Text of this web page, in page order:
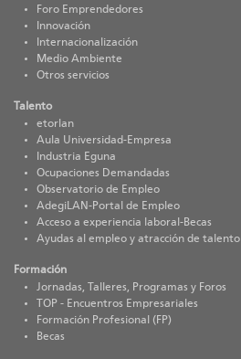
Foro Emprendedores
Innovación
Internacionalización
Medio Ambiente
Otros servicios
Talento
etorlan
Aula Universidad-Empresa
Industria Eguna
Ocupaciones Demandadas
Observatorio de Empleo
AdegiLAN-Portal de Empleo
Acceso a experiencia laboral-Becas
Ayudas al empleo y atracción de talento
Formación
Jornadas, Talleres, Programas y Foros
TOP - Encuentros Empresariales
Formación Profesional (FP)
Becas